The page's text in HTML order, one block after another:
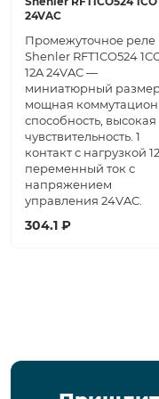
24VAC
Промежуточное реле
Shenler RFT1CO524
12A 24VAC —
миниатюрный
мощная
способность, высокая
чувствительность. 1
контакт с нагрузкой
переменный ток с
напряжением
управления 24VAC.
304.1 ₽